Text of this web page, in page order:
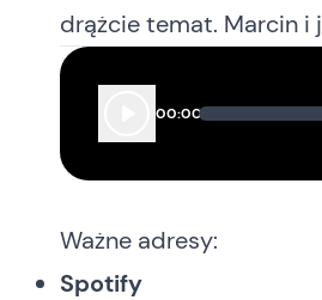
drążcie temat. Marcin i
00:00
Ważne adresy:
Spotify